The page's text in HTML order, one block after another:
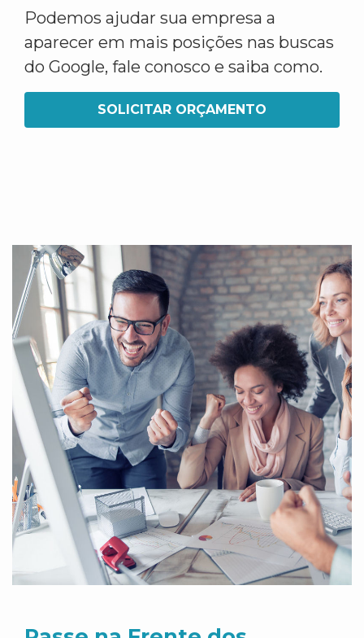
Podemos ajudar sua empresa a
aparecer em mais posições nas buscas
do Google, fale conosco e saiba como.
SOLICITAR ORÇAMENTO